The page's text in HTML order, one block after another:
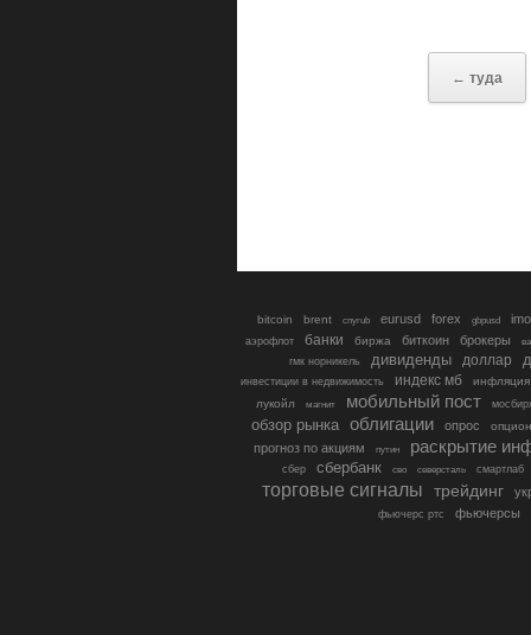
← туда
bitcoin brent cnyrub eurusd forex gbpusd
аэрофлот банки биржа биткоин брокеры
гмк норникель
дивиденды доллар
инвестиции в недвижимость индекс мб
инфляция
лукойл
магнит мобильный пост
обзор рынка облигации опрос
прогноз по акциям путин раскрытие
сбер сбербанк сво северсталь смартлаб
торговые сигналы трейдинг
фьючерс ртс фьючерсы